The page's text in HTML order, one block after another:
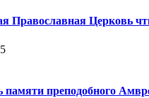
Православная Церковь
памяти преподобного